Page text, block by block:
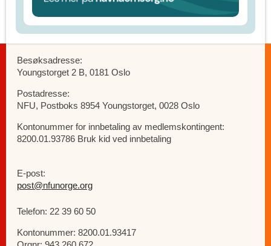
Besøksadresse:
Youngstorget 2 B, 0181 Oslo
Postadresse:
NFU, Postboks 8954 Youngstorget, 0028 Oslo
Kontonummer for innbetaling av medlemskontingent:
8200.01.93786 Bruk kid ved innbetaling
E-post:
post@nfunorge.org
Telefon: 22 39 60 50
Kontonummer: 8200.01.93417